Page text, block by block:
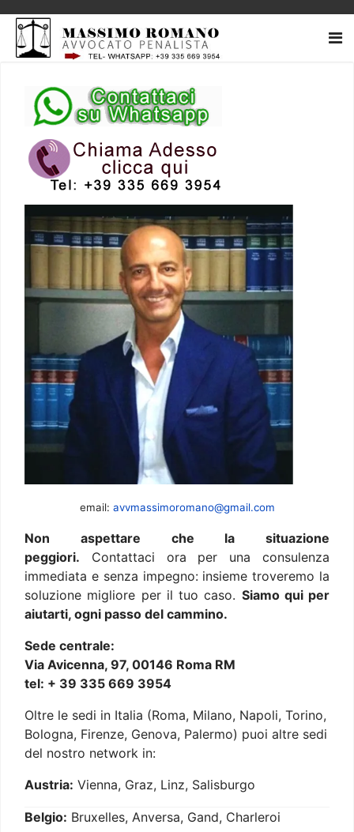
email: avvmassimoromano@gmail.com
Non aspettare che la situazione
peggiori. Contattaci ora per una consulenza
immediata e senza impegno: insieme troveremo la
soluzione migliore per il tuo caso. Siamo qui per
aiutarti, ogni passo del cammino.
Sede centrale:
Via Avicenna, 97, 00146 Roma RM
tel: + 39 335 669 3954
Oltre le sedi in Italia (Roma, Milano, Napoli, Torino,
Bologna, Firenze, Genova, Palermo) puoi altre sedi
del nostro network in:
Austria: Vienna, Graz, Linz, Salisburgo
Belgio: Bruxelles, Anversa, Gand, Charleroi